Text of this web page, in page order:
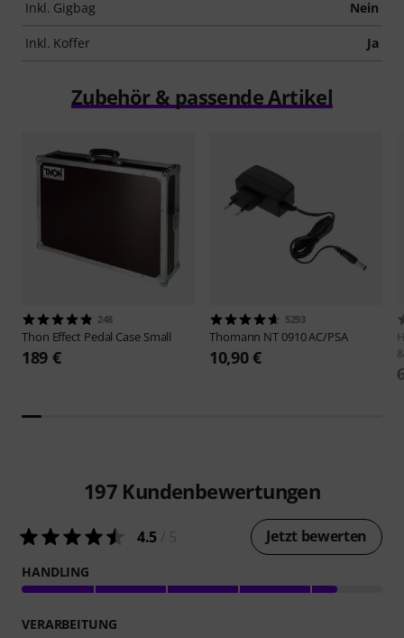
Inkl. Gigbag Nein
Inkl. Koffer Ja
Zubehör & passende Artikel
248
Thon Effect Pedal Case Small
189 €
5293
Thomann NT 0910 AC/PSA
10,90 €
197 Kundenbewertungen
4.5 Jetzt bewerten
HANDLING
VERARBEITUNG